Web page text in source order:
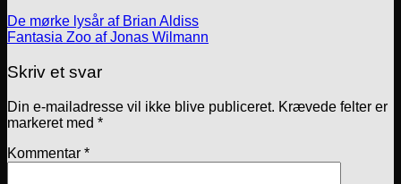
De mørke lysår af Brian Aldiss
Fantasia Zoo af Jonas Wilmann
Skriv et svar
Din e-mailadresse vil ikke blive publiceret. Krævede felter er
markeret med *
Kommentar *